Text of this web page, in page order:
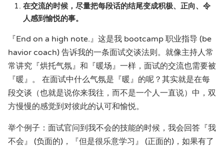
在交流的时候，尽量把每段话的结尾变成积极、正向、令
人感到愉悦的事。
『End on a high note.』这是我 bootcamp 职业指导 (be
havior coach) 告诉我的一条面试交谈法则。就像主持人常
常讲究『烘托气氛』和『暖场』一样，面试的交流也需要被
『暖』。 在面试中什么气氛是『暖』的呢？其实就是在每
段交谈（也就是说你来我往，而不是一个人一直说）中，双
方慢慢的感觉到对彼此的认可和愉悦。
举个例子：面试官问到我不会的技能的时候，我会回答『我
不会』 (负面的)，『但是很乐意学习』 (正面的)，如果有了